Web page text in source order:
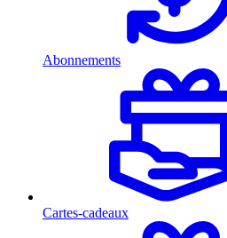
Abonnements
Cartes-cadeaux